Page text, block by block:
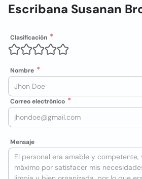
Escribana Susanan
Clasificación
Nombre
Correo electrónico
Mensaje